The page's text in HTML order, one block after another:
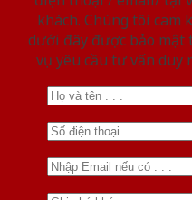
khách. Chúng tôi cam
dưới đây được bảo mật
vụ yêu cầu tư vấn duy